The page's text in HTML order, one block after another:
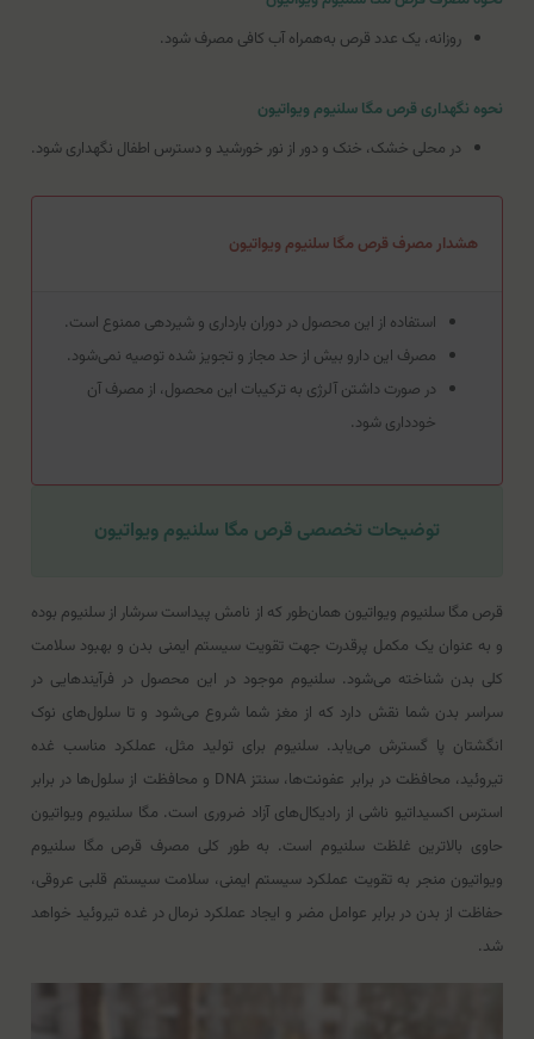
روزانه، یک عدد قرص به‌همراه آب کافی مصرف شود.
نحوه نگهداری قرص مگا سلنیوم ویواتیون
در محلی خشک، خنک و دور از نور خورشید و دسترس اطفال نگهداری شود.
هشدار مصرف قرص مگا سلنیوم ویواتیون
استفاده از این محصول در دوران بارداری و شیردهی ممنوع است.
مصرف این دارو بیش از حد مجاز و تجویز شده توصیه نمی‌شود.
در صورت داشتن آلرژی به ترکیبات این محصول، از مصرف آن
خودداری شود.
توضیحات تخصصی قرص مگا سلنیوم ویواتیون
قرص مگا سلنیوم ویواتیون همان‌طور که از نامش پیداست سرشار از سلنیوم بوده
و به عنوان یک مکمل پرقدرت جهت تقویت سیستم ایمنی بدن و بهبود سلامت
کلی بدن شناخته می‌شود. سلنیوم موجود در این محصول در فرآیندهایی در
سراسر بدن شما نقش دارد که از مغز شما شروع می‌شود و تا سلول‌های نوک
انگشتان پا گسترش می‌یابد. سلنیوم برای تولید مثل، عملکرد مناسب غده
تیروئید، محافظت در برابر عفونت‌ها، سنتز DNA و محافظت از سلول‌ها در برابر
استرس اکسیداتیو ناشی از رادیکال‌های آزاد ضروری است. مگا سلنیوم ویواتیون
حاوی بالاترین غلظت سلنیوم است. به طور کلی مصرف قرص مگا سلنیوم
ویواتیون منجر به تقویت عملکرد سیستم ایمنی، سلامت سیستم قلبی عروقی،
حفاظت از بدن در برابر عوامل مضر و ایجاد عملکرد نرمال در غده تیروئید خواهد
شد.